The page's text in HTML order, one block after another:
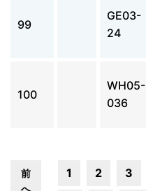
99
GE03-
24
100
WH05-
036
前
へ
1 2 3